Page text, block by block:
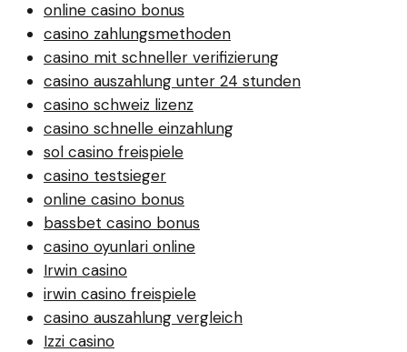
online casino bonus
casino zahlungsmethoden
casino mit schneller verifizierung
casino auszahlung unter 24 stunden
casino schweiz lizenz
casino schnelle einzahlung
sol casino freispiele
casino testsieger
online casino bonus
bassbet casino bonus
casino oyunlari online
Irwin casino
irwin casino freispiele
casino auszahlung vergleich
Izzi casino